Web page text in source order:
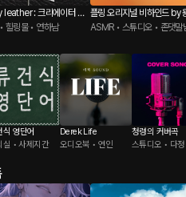
: 크리에이터 용
힐링물 • 연하남
플링 오리지널 비하인드 by
ASMR • 스튜디오 • 존댓말
식 영단어
실 • 사제지간
Derek Life
오디오북 • 연인
청령의 커버곡
스튜디오 • 다